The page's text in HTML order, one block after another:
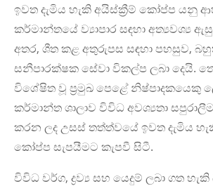
ඉවත දැමිය හැකි අයිස්ක්‍රීම් කෝප්ප යනු
කර්මාන්තයේ ව්‍යාපාර සඳහා අත්‍යවශ්‍ය
අතර, ශීත කළ අතුරුපස සඳහා පහසුව,
සනීපාරක්ෂක සේවා විකල්ප ලබා දෙයි.
විශේෂිත වූ ප්‍රමුඛ පෙළේ නිෂ්පාදකයෙකු
කර්මාන්ත ශාලාව විවිධ අවශ්‍යතා
කරන ලද උසස් තත්ත්වයේ ඉවත දැමිය
කෝප්ප සැපයීමට කැපවී සිටී.
විවිධ වර්ග, ද්‍රව්‍ය සහ යෙදුම් ලබා ගත